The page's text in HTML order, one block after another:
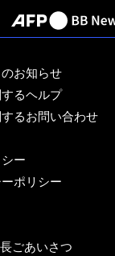
お知らせ
るヘルプ
るお問い合わせ
ー
ポリシー
ごあいさつ